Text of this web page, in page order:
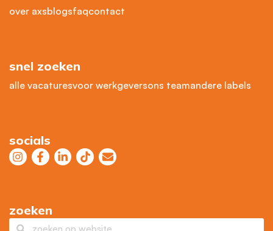
over axsblogsfaqcontact
snel zoeken
alle vacaturesvoor werkgeversons teamandere labels
socials
zoeken